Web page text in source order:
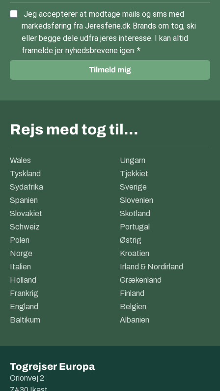
Jeg accepterer at modtage mails og sms med
markedsføring fra Jeresferie.dk Brands om tog, ski
eller begge dele udfra jeres interesse. I kan altid
framelde jer nyhedsbrevene igen.
Tilmeld mig
Rejs med tog til…
Wales
Ungarn
Tyskland
Tjekkiet
Sydafrika
Sverige
Spanien
Slovenien
Slovakiet
Skotland
Schweiz
Portugal
Polen
Østrig
Norge
Kroatien
Italien
Irland & Nordirland
Holland
Grækenland
Frankrig
Finland
England
Belgien
Baltikum
Albanien
Togrejser Europa
Orionvej 2